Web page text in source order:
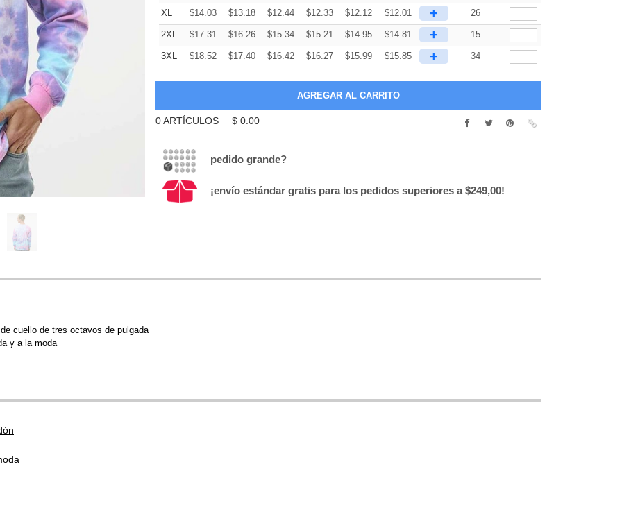
XL $14.03 $13.18 $12.44 $12.33 $12.12 $12.01 + 26
2XL $17.31 $16.26 $15.34 $15.21 $14.95 $14.81 + 15
3XL $18.52 $17.40 $16.42 $16.27 $15.99 $15.85 + 34
0ARTÍCULOS $ 0.00
pedido grande?
¡envío estándar gratis para los pedidos superiores a $249,00!
cuello de tres octavos de pulgada
y a la moda